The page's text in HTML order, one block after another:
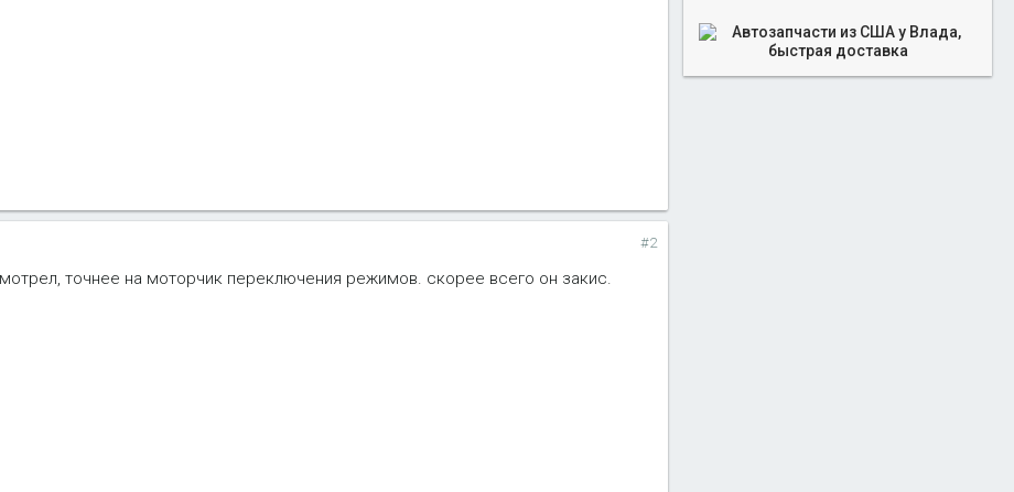
#2
точнее на моторчик переключения режимов. скорее всего он закис.